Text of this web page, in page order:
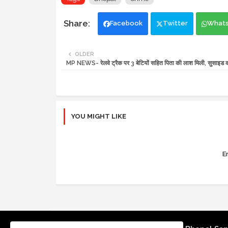
Facebook Twitter
OLDER
MP NEWS- रेलवे ट्रैक पर 3 बेटियों सहित पिता की लाश मिली,
YOU MIGHT LIKE